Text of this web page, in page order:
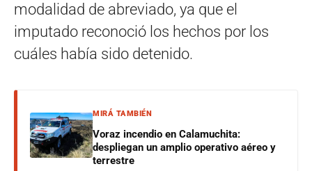
modalidad de abreviado, ya que el
imputado reconoció los hechos por los
cuáles había sido detenido.
MIRÁ TAMBIÉN
Voraz incendio en Calamuchita:
despliegan un amplio operativo aéreo y
terrestre